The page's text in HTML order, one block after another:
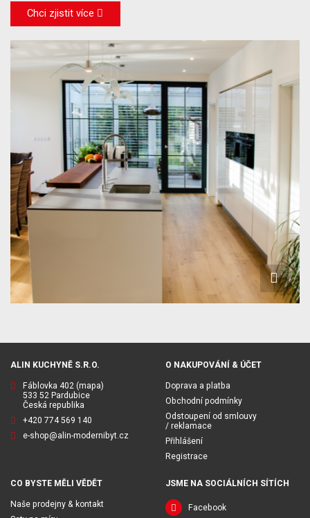
Chci zjistit více
ALIN KUCHYNĚ S.R.O.
Fáblovka 402 (mapa)
533 52 Pardubice
Česká republika
+420 774 569 140
e-shop@alin-modernibyt.cz
O NAKUPOVÁNÍ & ÚČET
Doprava a platba
Obchodní podmínky
Odstoupení od smlouvy
/ reklamace
Přihlášení
Registrace
CO BYSTE MĚLI VĚDĚT
Naše prodejny & kontakt
JSME NA SOCIÁLNÍCH SÍTÍCH
Facebook